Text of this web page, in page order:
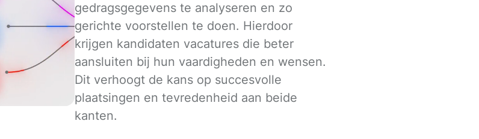
gedragsgegevens te analyseren en zo
gerichte voorstellen te doen. Hierdoor
krijgen kandidaten vacatures die beter
aansluiten bij hun vaardigheden en wensen.
Dit verhoogt de kans op succesvolle
plaatsingen en tevredenheid aan beide
kanten.